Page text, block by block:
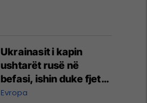
Ukrainasit i kapin
ushtarët rusë në
befasi, ishin duke fjetur
në strehimoret e
Evropa